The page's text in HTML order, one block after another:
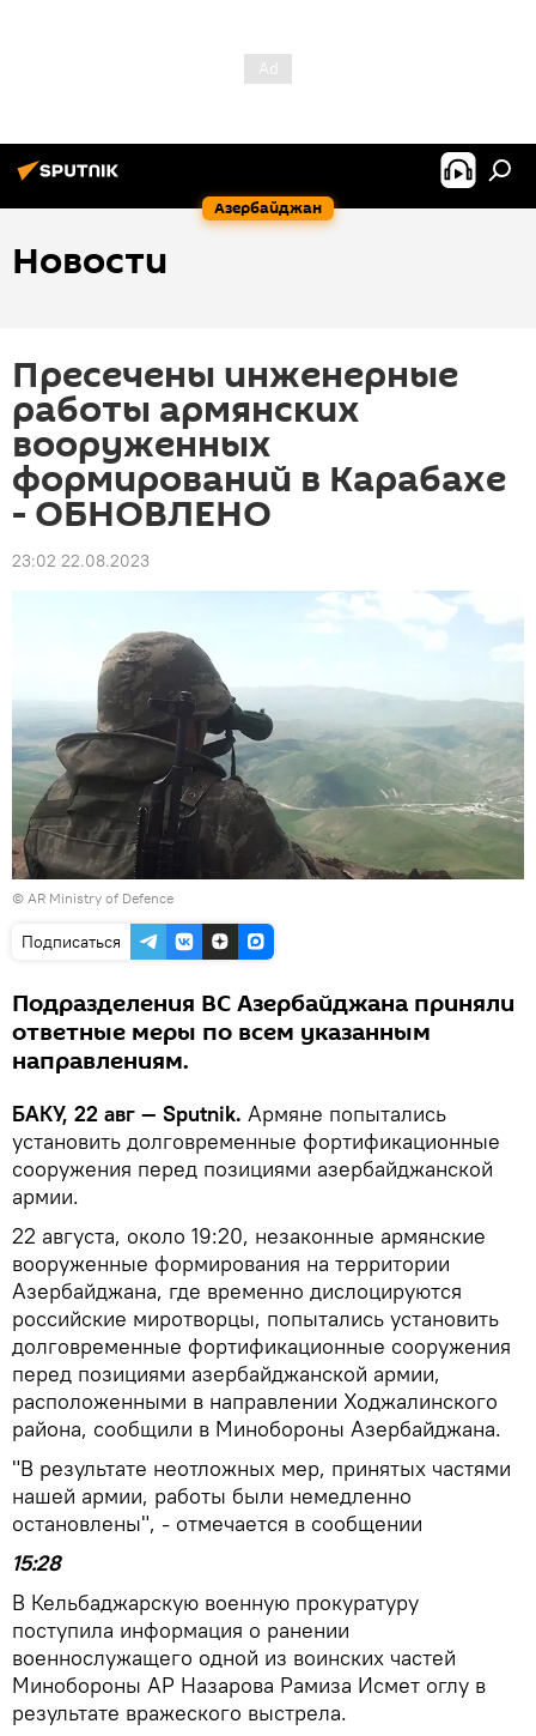
Азербайджан
Новости
Пресечены инженерные
работы армянских
вооруженных
формирований в Карабахе
- ОБНОВЛЕНО
23:02 22.08.2023
© AR Ministry of Defence
Подписаться
Подразделения ВС Азербайджана приняли
ответные меры по всем указанным
направлениям.
БАКУ, 22 авг — Sputnik. Армяне попытались
установить долговременные фортификационные
сооружения перед позициями азербайджанской
армии.
22 августа, около 19:20, незаконные армянские
вооруженные формирования на территории
Азербайджана, где временно дислоцируются
российские миротворцы, попытались установить
долговременные фортификационные сооружения
перед позициями азербайджанской армии,
расположенными в направлении Ходжалинского
района, сообщили в Минобороны Азербайджана.
"В результате неотложных мер, принятых частями
нашей армии, работы были немедленно
остановлены", - отмечается в сообщении
15:28
В Кельбаджарскую военную прокуратуру
поступила информация о ранении
военнослужащего одной из воинских частей
Минобороны АР Назарова Рамиза Исмет оглу в
результате вражеского выстрела.